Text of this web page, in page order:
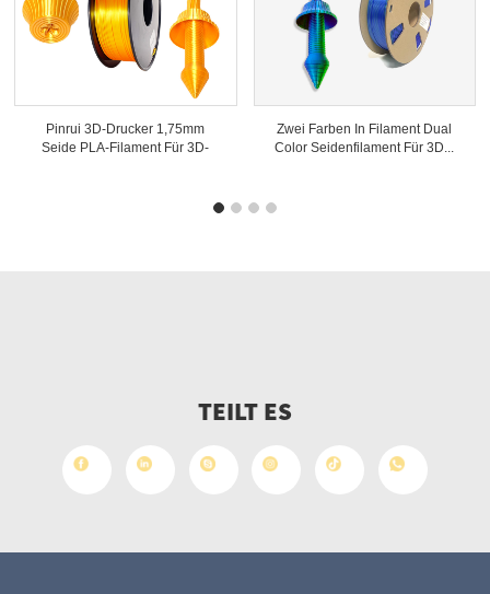
Pinrui 3D-Drucker 1,75mm
Seide PLA-Filament Für 3D-
Zwei Farben In Filament Dual
Color Seidenfilament Für 3D...
TEILT ES